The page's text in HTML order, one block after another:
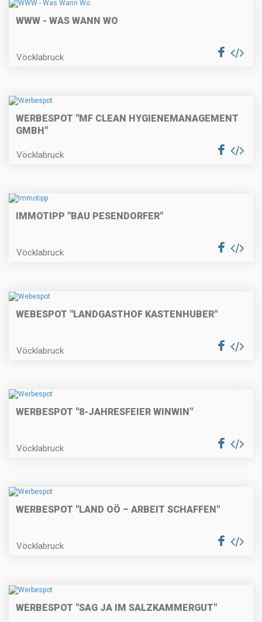
WWW - WAS WANN WO
Vöcklabruck
WERBESPOT "MF CLEAN HYGIENEMANAGEMENT
GMBH"
Vöcklabruck
IMMOTIPP "BAU PESENDORFER"
Vöcklabruck
WEBESPOT "LANDGASTHOF KASTENHUBER"
Vöcklabruck
WERBESPOT "8-JAHRESFEIER WINWIN"
Vöcklabruck
WERBESPOT "LAND OÖ – ARBEIT SCHAFFEN"
Vöcklabruck
WERBESPOT "SAG JA IM SALZKAMMERGUT"